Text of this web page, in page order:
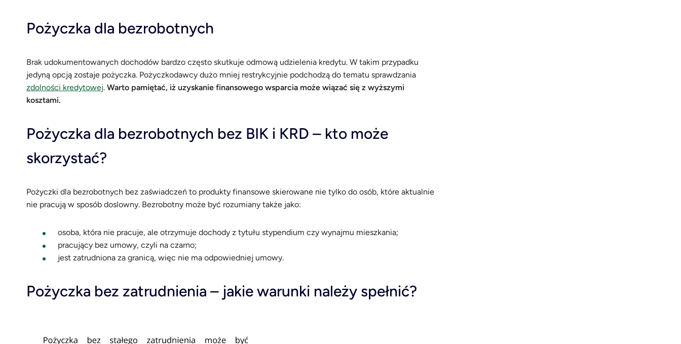
Pożyczka dla bezrobotnych
Brak udokumentowanych dochodów bardzo często skutkuje odmową udzielenia kredytu. W takim przypadku
jedyną opcją zostaje pożyczka. Pożyczkodawcy dużo mniej restrykcyjnie podchodzą do tematu sprawdzania
zdolności kredytowej. Warto pamiętać, iż uzyskanie finansowego wsparcia może wiązać się z wyższymi
kosztami.
Pożyczka dla bezrobotnych bez BIK i KRD – kto może
skorzystać?
Pożyczki dla bezrobotnych bez zaświadczeń to produkty finansowe skierowane nie tylko do osób, które aktualnie
nie pracują w sposób doslowny. Bezrobotny może być rozumiany także jako:
osoba, która nie pracuje, ale otrzymuje dochody z tytułu stypendium czy wynajmu mieszkania;
pracujący bez umowy, czyli na czarno;
jest zatrudniona za granicą, więc nie ma odpowiedniej umowy.
Pożyczka bez zatrudnienia – jakie warunki należy spełnić?